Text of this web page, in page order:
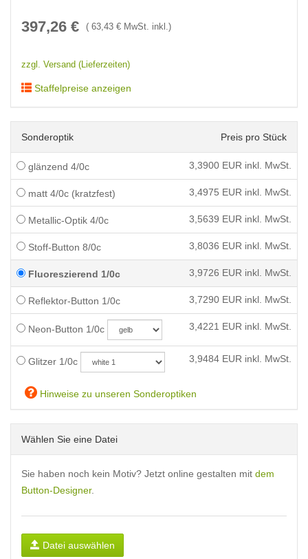
397,26 € ( 63,43 € MwSt. inkl.)
zzgl. Versand (Lieferzeiten)
Staffelpreise anzeigen
Sonderoptik Preis pro Stück
glänzend 4/0c 3,3900 EUR inkl. MwSt.
matt 4/0c (kratzfest) 3,4975 EUR inkl. MwSt.
Metallic-Optik 4/0c 3,5639 EUR inkl. MwSt.
Stoff-Button 8/0c 3,8036 EUR inkl. MwSt.
Fluoreszierend 1/0c 3,9726 EUR inkl. MwSt.
Reflektor-Button 1/0c 3,7290 EUR inkl. MwSt.
Neon-Button 1/0c 3,4221 EUR inkl. MwSt.
Glitzer 1/0c 3,9484 EUR inkl. MwSt.
Hinweise zu unseren Sonderoptiken
Wählen Sie eine Datei
Sie haben noch kein Motiv? Jetzt online gestalten mit dem
Button-Designer.
Datei auswählen